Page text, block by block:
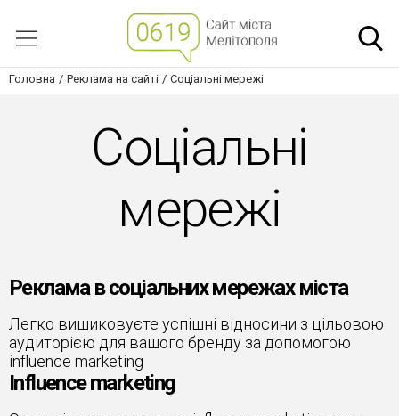
Головна Реклама на сайті Соціальні мережі
Соціальні
мережі
Реклама в соціальних мережах міста
Легко вишиковуєте успішні відносини з цільовою
аудиторією для вашого бренду за допомогою
influence marketing
Influence marketing